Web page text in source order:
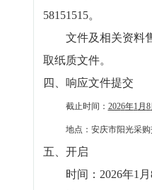
58151515。
文件及相关资料
取纸质文件。
四、响应文件提交
截止时间： 2026年1 月 8
地点： 安庆市阳光采
五、开启
时间：2026年1